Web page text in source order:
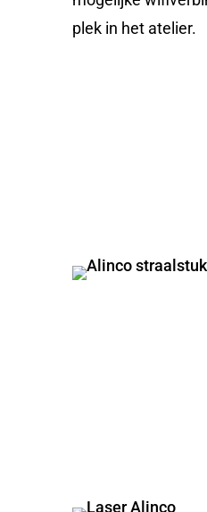
plek in het atelier.